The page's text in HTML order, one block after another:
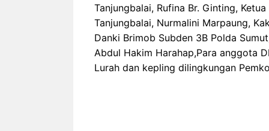
Tanjungbalai, Rufina Br. Ginting,
Tanjungbalai, Nurmalini Marpaung,
Danki Brimob Subden 3B Polda
Abdul Hakim Harahap,Para anggota
Lurah dan kepling dilingkungan